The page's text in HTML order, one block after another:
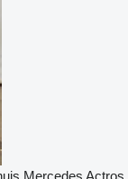
Mercedes Actros